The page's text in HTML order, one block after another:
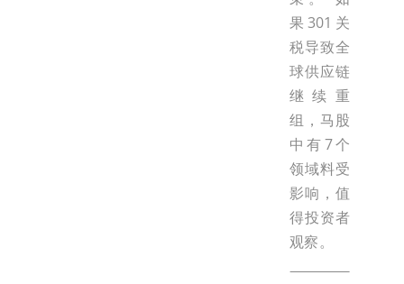
果301关
税导致全
球供应链
继续重
组，马股
中有7个
领域料受
影响，值
得投资者
观察。